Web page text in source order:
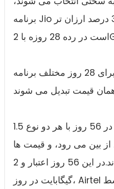
برنامه Jio در تمام دسته ها با 15 تا 30 درصد ارزان تر
اما از 1.5 گیگابایت در روز برای 28 روز مختلف برنامه
این روند در 56 روز با هر دو نوع 1.5Gb و 2GB ادامه
بین می رود، و قیمت ها
با هم انباشته شده اند.در این 56 روز اعتبار و 2
گیگابایت در روز، Airtel گران ترین است توسط Rs 16